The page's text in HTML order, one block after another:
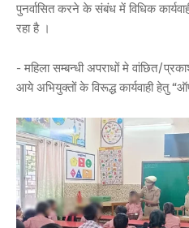
पुनर्वासित करने के संबंध में विधिक
रहा है ।
- महिला सम्बन्धी अपराधों मे वांछित/
आये अभियुक्तों के विरूद्ध कार्यवाही हेतु